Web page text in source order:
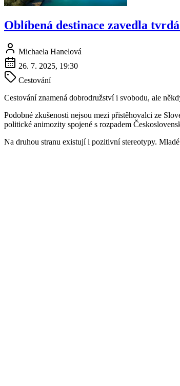
Oblíbená destinace zavedla
Michaela Hanelová
26. 7. 2025, 19:30
Cestování
Cestování znamená dobrodružství i svobodu, ale
Podobné zkušenosti nejsou mezi přistěhovalci ze
politické animozity spojené s rozpadem
Na druhou stranu existují i pozitivní stereotypy.